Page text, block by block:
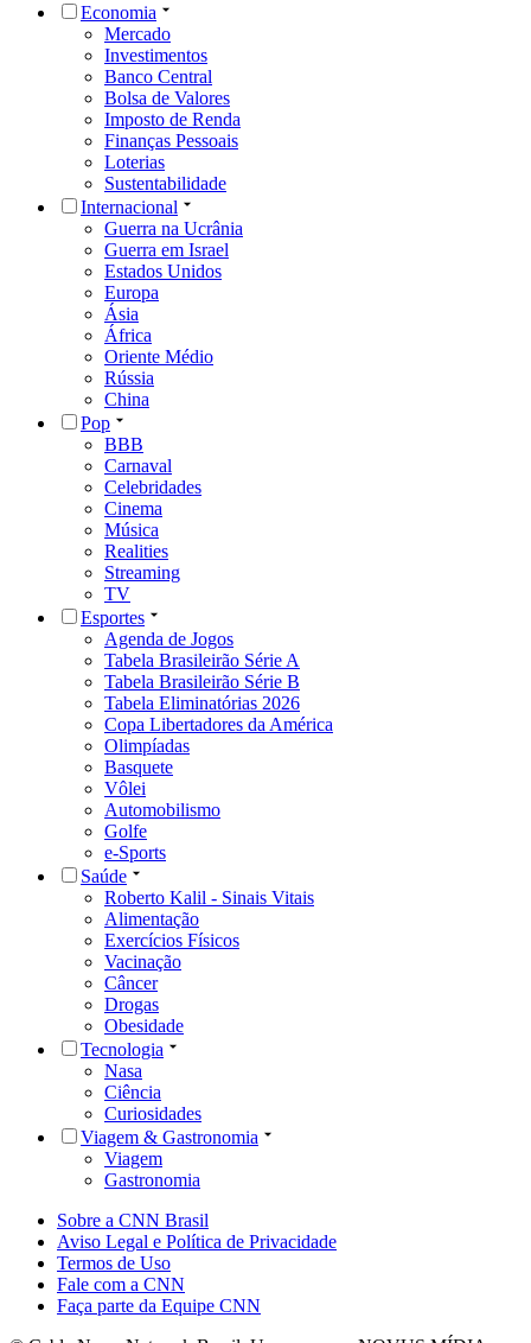
Economia
Mercado
Investimentos
Banco Central
Bolsa de Valores
Imposto de Renda
Finanças Pessoais
Loterias
Sustentabilidade
Internacional
Guerra na Ucrânia
Guerra em Israel
Estados Unidos
Europa
Ásia
África
Oriente Médio
Rússia
China
Pop
BBB
Carnaval
Celebridades
Cinema
Música
Realities
Streaming
TV
Esportes
Agenda de Jogos
Tabela Brasileirão Série A
Tabela Brasileirão Série B
Tabela Eliminatórias 2026
Copa Libertadores da América
Olimpíadas
Basquete
Vôlei
Automobilismo
Golfe
e-Sports
Saúde
Roberto Kalil - Sinais Vitais
Alimentação
Exercícios Físicos
Vacinação
Câncer
Drogas
Obesidade
Tecnologia
Nasa
Ciência
Curiosidades
Viagem & Gastronomia
Viagem
Gastronomia
Sobre a CNN Brasil
Aviso Legal e Política de Privacidade
Termos de Uso
Fale com a CNN
Faça parte da Equipe CNN